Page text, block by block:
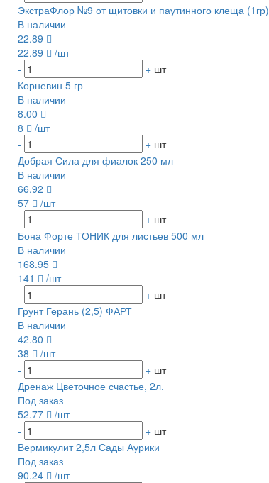
ЭкстраФлор №9 от щитовки и паутинного клеща (1гр)
В наличии
22.89
22.89
/шт
-
+ шт
Корневин 5 гр
В наличии
8.00
8
/шт
-
+ шт
Добрая Сила для фиалок 250 мл
В наличии
66.92
57
/шт
-
+ шт
Бона Форте ТОНИК для листьев 500 мл
В наличии
168.95
141
/шт
-
+ шт
Грунт Герань (2,5) ФАРТ
В наличии
42.80
38
/шт
-
+ шт
Дренаж Цветочное счастье, 2л.
Под заказ
52.77
/шт
-
+ шт
Вермикулит 2,5л Сады Аурики
Под заказ
90.24
/шт